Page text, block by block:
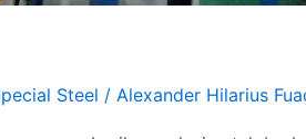
Steel / Alexander Hilarius